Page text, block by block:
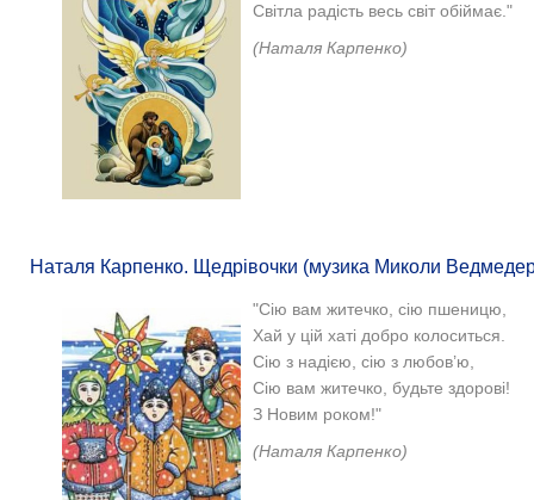
Світла радість весь світ обіймає."
(Наталя Карпенко)
Наталя Карпенко. Щедрівочки (музика Миколи
"Сію вам житечко, сію пшеницю,
Хай у цій хаті добро колоситься.
Сію з надією, сію з любов’ю,
Сію вам житечко, будьте здорові!
З Новим роком!"
(Наталя Карпенко)